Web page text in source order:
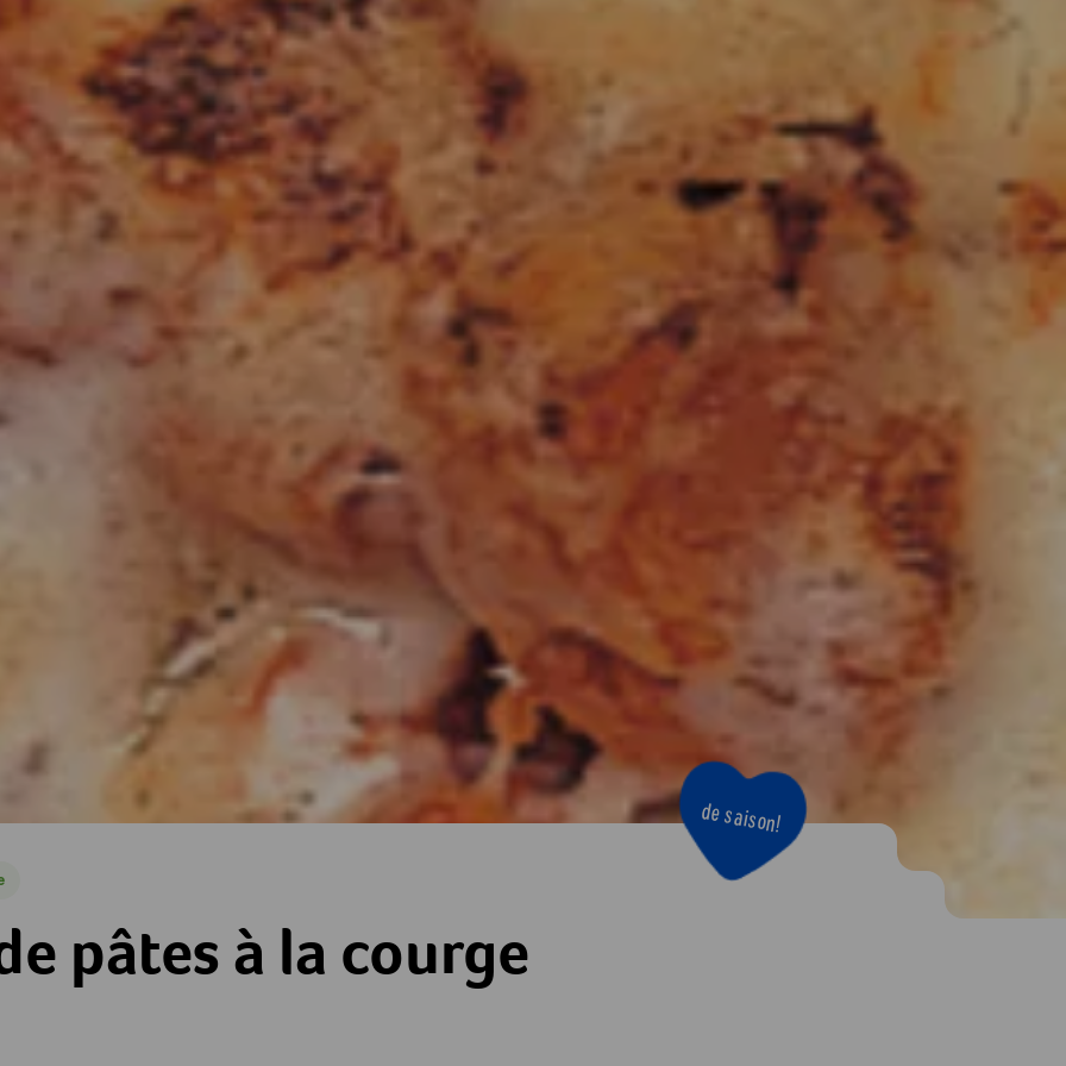
courgepâtes à la courge
de saison!